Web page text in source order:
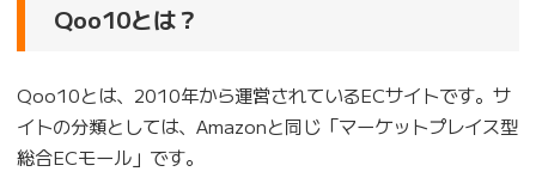
Qoo10とは？
Qoo10とは、2010年から運営されているECサイトです。サ
イトの分類としては、Amazonと同じ「マーケットプレイス型
総合ECモール」です。